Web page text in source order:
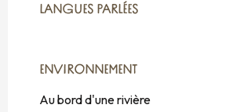
LANGUES PARLÉES
LANGUES PARLÉES
ENVIRONNEMENT
ENVIRONNEMENT
Au bord d'une rivière